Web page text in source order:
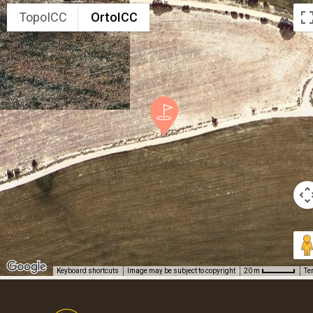
TopoICC OrtoICC
Keyboard shortcuts Image may be subject to copyright 20 m